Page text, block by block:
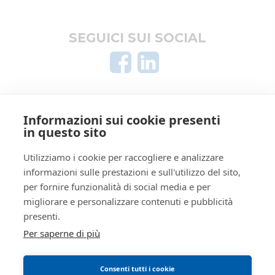
SEGUICI SUI SOCIAL
Informativa privacy
Trattamento dati personali
Regolamento di partecipazione alle vendite
telematiche
Informativa cookie
Manuale operativo
Informazioni sui cookie presenti
in questo sito
Utilizziamo i cookie per raccogliere e analizzare
informazioni sulle prestazioni e sull'utilizzo del sito,
per fornire funzionalità di social media e per
migliorare e personalizzare contenuti e pubblicità
presenti.
Per saperne di più
Consenti tutti i cookie